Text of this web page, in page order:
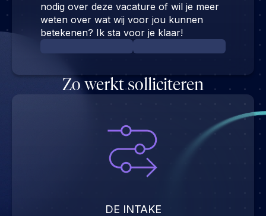
nodig over deze vacature of wil je meer
weten over wat wij voor jou kunnen
betekenen? Ik sta voor je klaar!
Zo werkt solliciteren
DE INTAKE